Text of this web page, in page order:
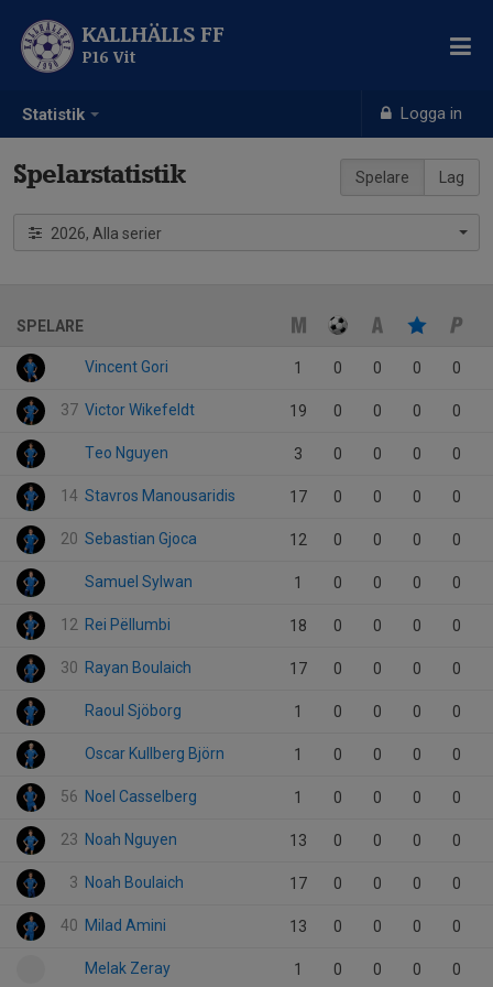
Statistik Logga in
KALLHÄLLS FF
P16 Vit
Spelare Lag
Spelarstatistik
2026, Alla serier
SPELARE
Vincent Gori 1 0 0 0 0
37 Victor Wikefeldt 19 0 0 0 0
Teo Nguyen 3 0 0 0 0
14 Stavros Manousaridis 17 0 0 0 0
20 Sebastian Gjoca 12 0 0 0 0
Samuel Sylwan 1 0 0 0 0
12 Rei Pëllumbi 18 0 0 0 0
30 Rayan Boulaich 17 0 0 0 0
Raoul Sjöborg 1 0 0 0 0
Oscar Kullberg Björn 1 0 0 0 0
56 Noel Casselberg 1 0 0 0 0
23 Noah Nguyen 13 0 0 0 0
3 Noah Boulaich 17 0 0 0 0
40 Milad Amini 13 0 0 0 0
Melak Zeray 1 0 0 0 0